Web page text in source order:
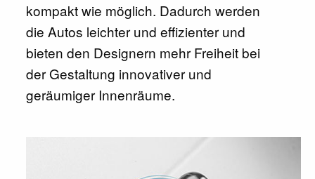
kompakt wie möglich. Dadurch werden
die Autos leichter und effizienter und
bieten den Designern mehr Freiheit bei
der Gestaltung innovativer und
geräumiger Innenräume.